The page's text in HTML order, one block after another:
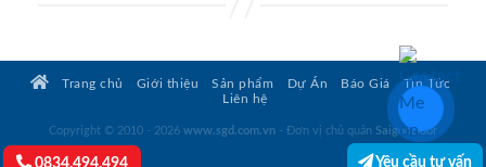
Trang chủ Giới thiệu Sản phẩm Dự Án Báo Giá
Tin Tức
Liên hệ
Copyright © 2010 - 2026 www.sgd.com.vn - Đơn vị chủ quản SaigonDoor
0834.494.494 Yêu cầu tư vấn